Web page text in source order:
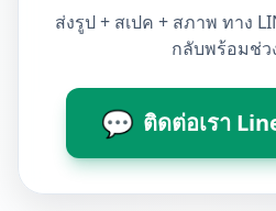
ส่งรูป + สเปค + สภาพ ทาง
กลับพร้อมช่ว
💬 ติดต่อเรา